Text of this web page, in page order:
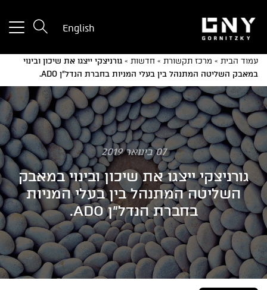
a
English
עמוד הבית » מרכז תקשורת » חדשות » גורניצקי ייצגו את שיכון ובינוי
במאבק השליטה המתנהל בין בעלי המניות בחברת הנדל"ן ADO.
07 בינואר 2019
גורניצקי ייצגו את שיכון ובינוי במאבק
השליטה המתנהל בין בעלי המניות
בחברת הנדל"ן ADO.